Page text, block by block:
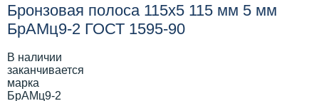
Бронзовая полоса 115х5 115 мм 5 мм
БрАМц9-2 ГОСТ 1595-90
В наличии
заканчивается
марка
БрАМц9-2